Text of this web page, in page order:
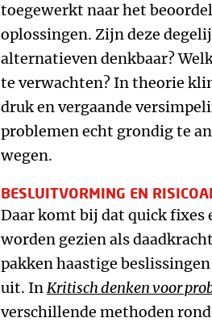
toegewerkt naar het
oplossingen. Zijn deze
alternatieven denkbaar?
te verwachten? In theorie
druk en vergaande
problemen echt grondig te
wegen.
BESLUITVORMING EN
Daar komt bij dat quick fixes
worden gezien als
pakken haastige
uit. InKritisch denken voor
verschillende methoden